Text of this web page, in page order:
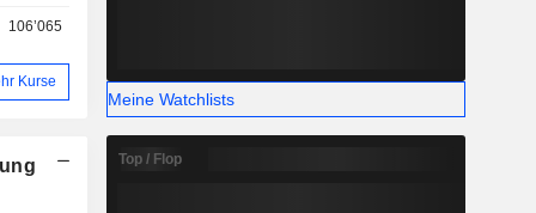
106’065
Kurse
Meine Watchlists
Top / Flop